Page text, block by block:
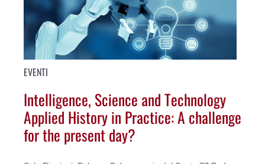
EVENTI
Intelligence, Science and Technology
Applied History in Practice: A challenge
for the present day?